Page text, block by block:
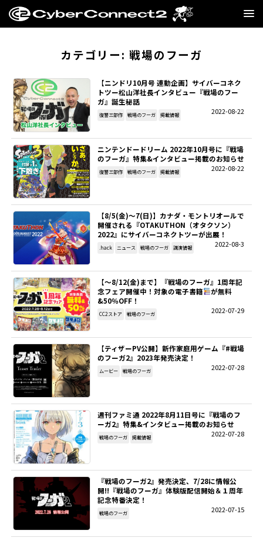
MANGA・NOVEL
FILM
CC2STORE
COMPANY
RECRUIT
SNS
SITEMAP
EN
カテゴリー: 戦場のフーガ
【ニンドリ10月号 連動企画】サイバーコネク
トツー松山洋社長インタビュー『戦場のフー
ガ』誕生秘話
2022-08-22
復讐三部作 戦場のフーガ 掲載情報
ニンテンドードリーム 2022年10月号に『戦場
のフーガ』特集&インタビュー掲載のお知らせ
2022-08-22
復讐三部作 戦場のフーガ 掲載情報
【8/5(金)～7(日)】カナダ・モントリオールで
開催される『OTAKUTHON（オタクソン）
2022』にサイバーコネクトツーが出展！
2022-08-3
.hack ニュース 戦場のフーガ 講演情報
【～8/12(金)まで】『戦場のフーガ』1周年記
念フェア開催中！対象の電子書籍
が無料
&50％OFF！
2022-07-29
CC2ストア 戦場のフーガ
【ティザーPV公開】新作家庭用ゲーム『#戦場
のフーガ2』2023年発売決定！
2022-07-28
ムービー 戦場のフーガ
週刊ファミ通 2022年8月11日号に『戦場のフ
ーガ2』特集&インタビュー掲載のお知らせ
2022-07-28
戦場のフーガ 掲載情報
『戦場のフーガ2』発売決定、7/28に情報公
開!!『戦場のフーガ』体験版配信開始＆１周年
記念特番決定！
2022-07-15
戦場のフーガ